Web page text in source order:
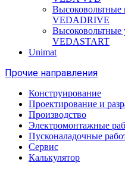
Высоковольтные
VEDADRIVE
Высоковольтные
VEDASTART
Unimat
Прочие направления
Конструирование
Проектирование и
Производство
Электромонтажные
Пусконаладочные
Сервис
Калькулятор